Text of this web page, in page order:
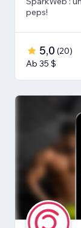
peps!
5,0 (20)
Ab 35 $